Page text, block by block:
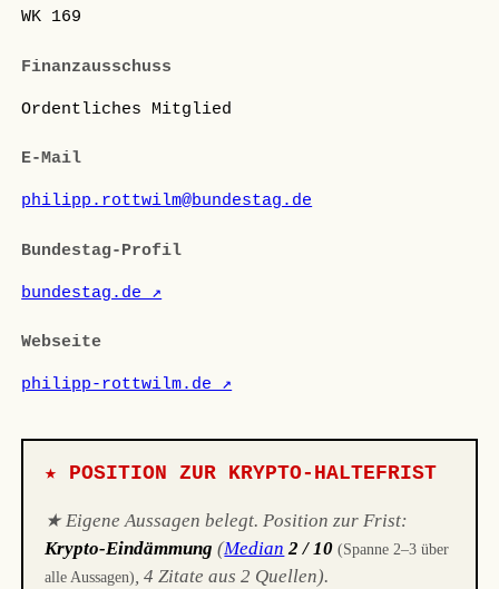
WK 169
Finanzausschuss
Ordentliches Mitglied
E-Mail
philipp.rottwilm@bundestag.de
Bundestag-Profil
bundestag.de ↗
Webseite
philipp-rottwilm.de ↗
★ POSITION ZUR KRYPTO-HALTEFRIST
★ Eigene Aussagen belegt. Position zur Frist:
Krypto-Eindämmung (Median 2 / 10 (Spanne 2–3 über
alle Aussagen), 4 Zitate aus 2 Quellen).